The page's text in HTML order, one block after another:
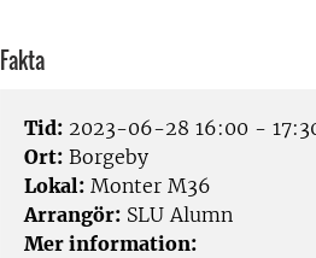
Fakta
Tid: 2023-06-28 16:00 -
Ort: Borgeby
Lokal: Monter M36
Arrangör: SLU Alumn
Mer information: